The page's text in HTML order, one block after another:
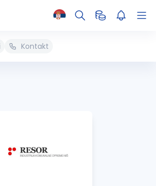
Kontakt